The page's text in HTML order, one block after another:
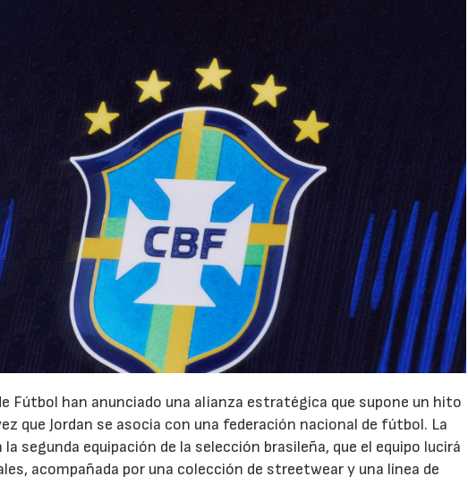
Fútbol han anunciado una alianza estratégica que supone un hito
que Jordan se asocia con una federación nacional de fútbol. La
segunda equipación de la selección brasileña, que el equipo lucirá
acompañada por una colección de streetwear y una línea de